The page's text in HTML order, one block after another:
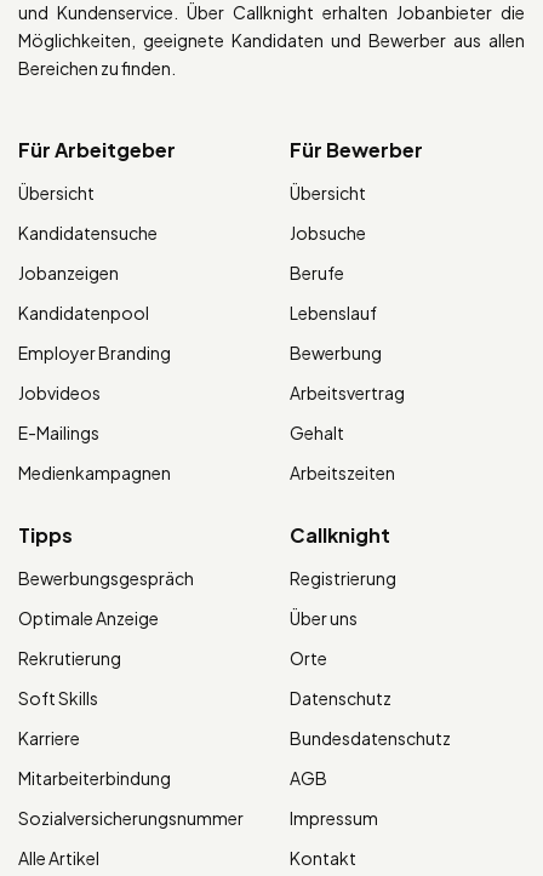
und Kundenservice. Über Callknight erhalten Jobanbieter die
Möglichkeiten, geeignete Kandidaten und Bewerber aus allen
Bereichen zu finden.
Für Arbeitgeber
Übersicht
Kandidatensuche
Jobanzeigen
Kandidatenpool
Employer Branding
Jobvideos
E-Mailings
Medienkampagnen
Für Bewerber
Übersicht
Jobsuche
Berufe
Lebenslauf
Bewerbung
Arbeitsvertrag
Gehalt
Arbeitszeiten
Tipps
Bewerbungsgespräch
Optimale Anzeige
Rekrutierung
Soft Skills
Karriere
Mitarbeiterbindung
Sozialversicherungsnummer
Alle Artikel
Callknight
Registrierung
Über uns
Orte
Datenschutz
Bundesdatenschutz
AGB
Impressum
Kontakt